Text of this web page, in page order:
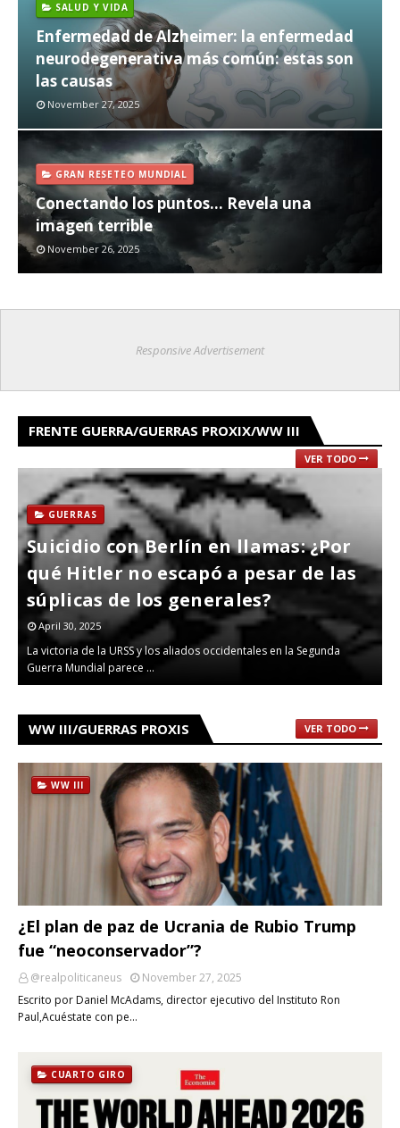
SALUD Y VIDA
Enfermedad de Alzheimer: la enfermedad
neurodegenerativa más común: estas son
las causas
November 27, 2025
GRAN RESETEO MUNDIAL
Conectando los puntos... Revela una
imagen terrible
November 26, 2025
Responsive Advertisement
FRENTE GUERRA/GUERRAS PROXIX/WW III
VER TODO
GUERRAS
Suicidio con Berlín en llamas: ¿Por
qué Hitler no escapó a pesar de las
súplicas de los generales?
April 30, 2025
La victoria de la URSS y los aliados occidentales en la Segunda
Guerra Mundial parece …
WW III/GUERRAS PROXIS VER TODO
WW III
¿El plan de paz de Ucrania de Rubio Trump
fue “neoconservador”?
@realpoliticaneus
November 27, 2025
Escrito por Daniel McAdams, director ejecutivo del Instituto Ron
Paul,Acuéstate con pe…
CUARTO GIRO